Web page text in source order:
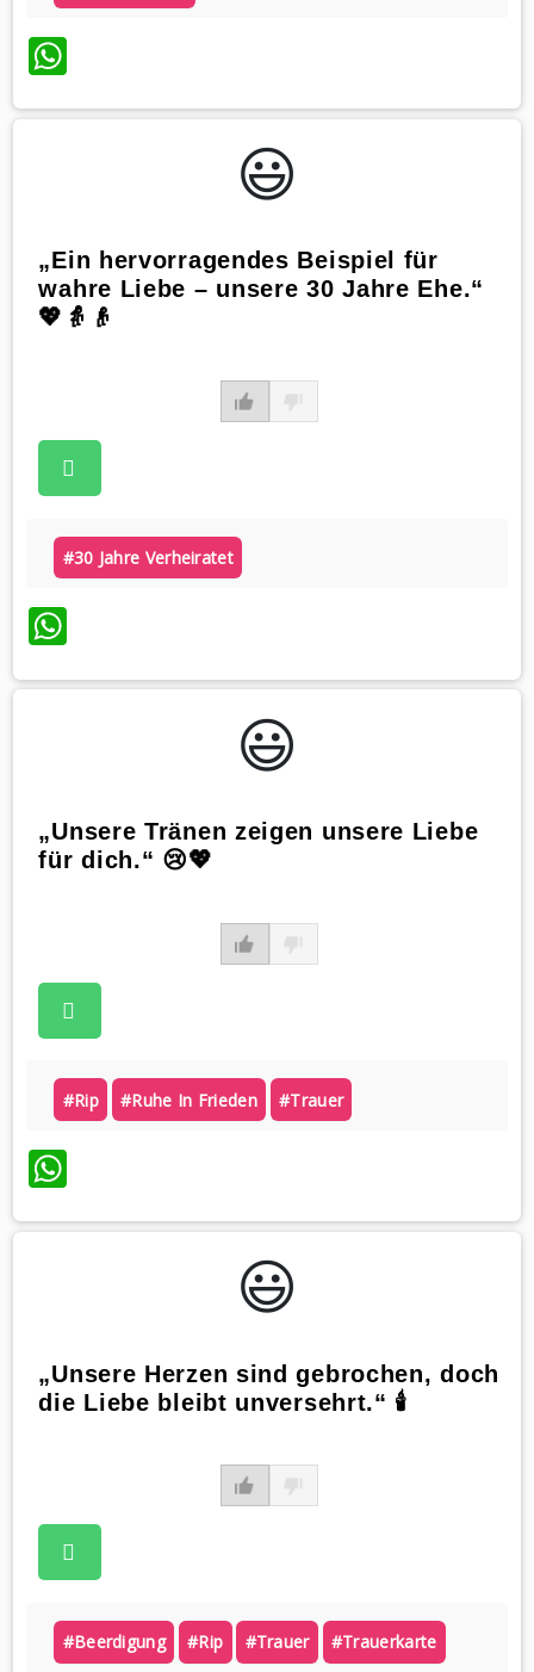
WhatsApp
😃️
„Ein hervorragendes Beispiel für
wahre Liebe – unsere 30 Jahre Ehe.“
💖👵👴
#30 Jahre Verheiratet
WhatsApp
😃️
„Unsere Tränen zeigen unsere Liebe
für dich.“ 😢💖
#rip #ruhe In Frieden #trauer
WhatsApp
😃️
„Unsere Herzen sind gebrochen, doch
die Liebe bleibt unversehrt.“ 🕯
#beerdigung #rip #trauer #trauerkarte